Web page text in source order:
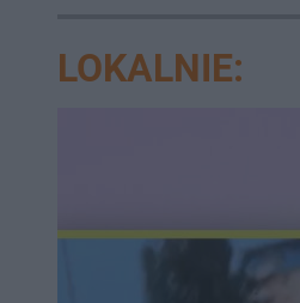
LOKALNIE: